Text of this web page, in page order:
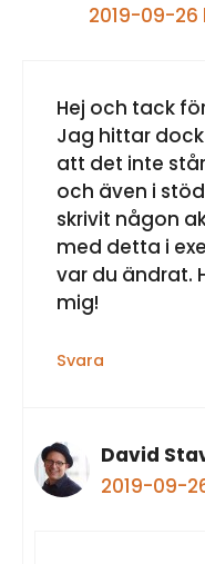
2019-09-26
Hej och tack
Jag hittar
att det inte
och även i
skrivit någon
med detta i
var du ändrat.
mig!
Svara
David
2019-09-